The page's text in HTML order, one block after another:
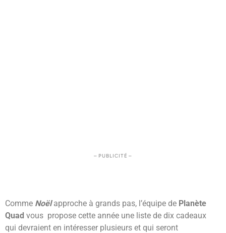
– PUBLICITÉ –
Comme Noëlapproche à grands pas, l’équipe de Planète
Quad vous propose cette année une liste de dix cadeaux
qui devraient en intéresser plusieurs et qui seront